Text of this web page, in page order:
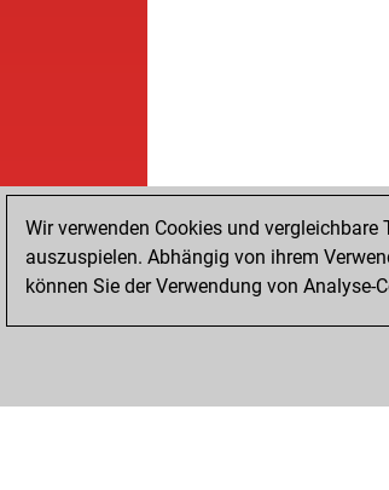
Wir verwenden Cookies und
auszuspielen. Abhängig von ihrem
können Sie der Verwendung von